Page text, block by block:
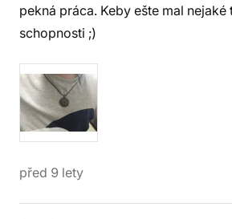
pekná práca. Keby ešte mal nejaké
schopnosti ;)
před 9 lety